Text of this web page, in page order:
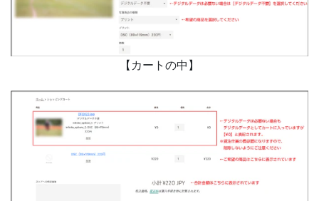
【カートの中】